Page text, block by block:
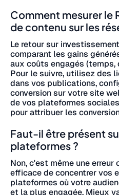
Comment mesurer le
de contenu sur les
Le retour sur
comparant les gains
aux coûts engagés (temps,
Pour le suivre, utilisez des
dans vos publications,
conversion sur votre site
de vos plateformes
pour attribuer les
Faut-il être présent
plateformes ?
Non, c'est même une
efficace de concentrer vos
plateformes où votre
et la plus engagée. Mieux